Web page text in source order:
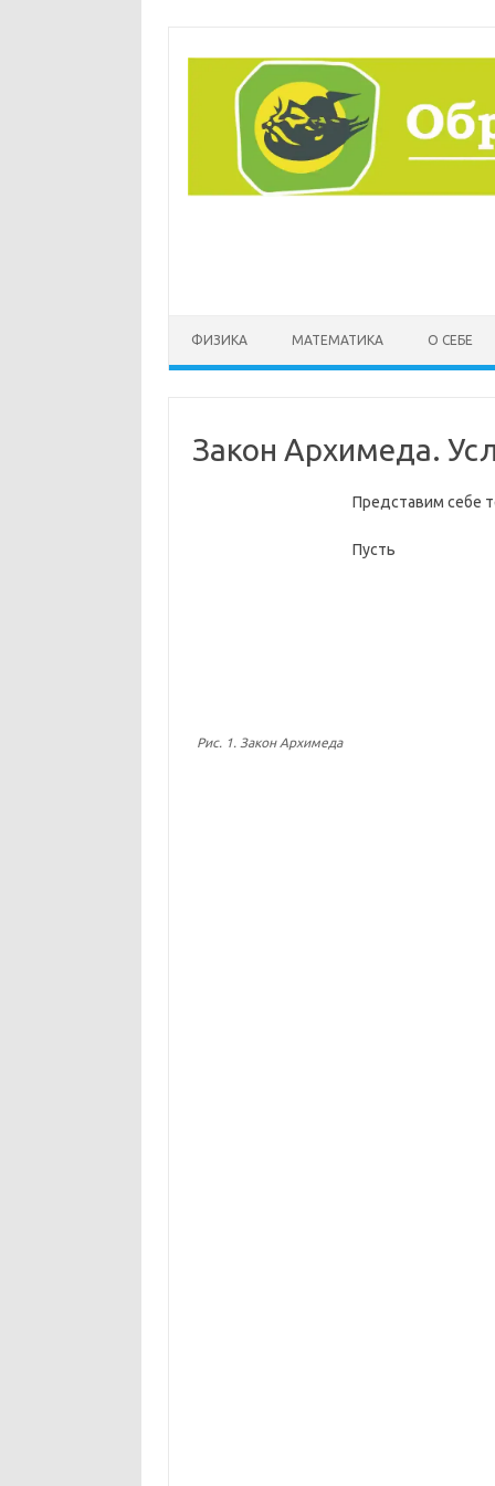
содержимому
ФИЗИКА МАТЕМАТИКА О СЕБЕ
Закон Архимеда.
Рис. 1. Закон Архимеда
Представим себе